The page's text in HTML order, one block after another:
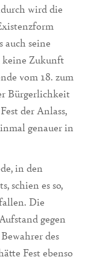
wird die
auch seine
keine Zukunft
vom 18. zum
Bürgerlichkeit
der Anlass,
genauer in
in den
schien es so,
Die
gegen
des
Fest ebenso